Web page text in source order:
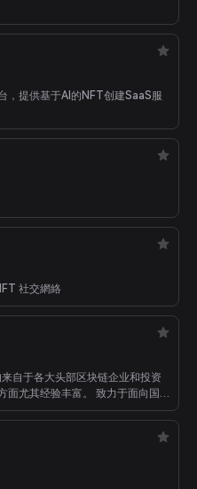
，提供基于AI的NFT创建SaaS服
社交網絡
自于各大头部区块链企业和投资
面尤其经验丰富。 致力于面向国
链游投资孵化等服务。 L2Y在全球